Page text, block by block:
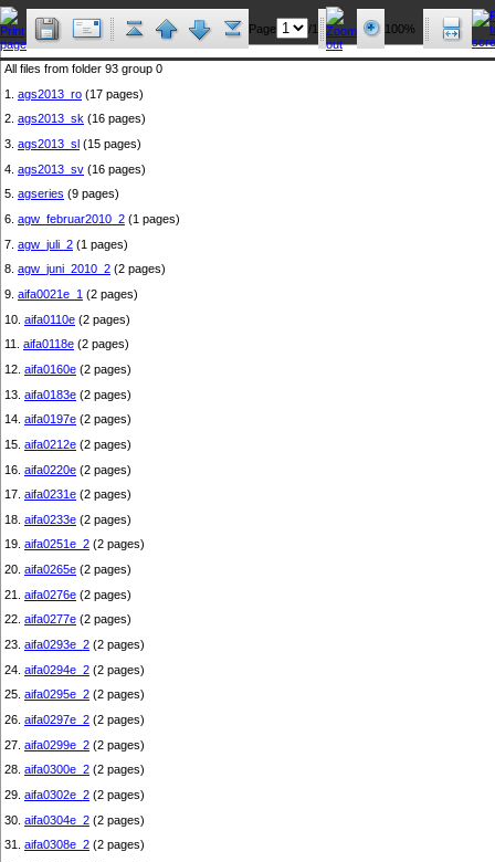
Page /1 100%
All files from folder 93 group 0
1. ags2013_ro (17 pages)
2. ags2013_sk (16 pages)
3. ags2013_sl (15 pages)
4. ags2013_sv (16 pages)
5. agseries (9 pages)
6. agw_februar2010_2 (1 pages)
7. agw_juli_2 (1 pages)
8. agw_juni_2010_2 (2 pages)
9. aifa0021e_1 (2 pages)
10. aifa0110e (2 pages)
11. aifa0118e (2 pages)
12. aifa0160e (2 pages)
13. aifa0183e (2 pages)
14. aifa0197e (2 pages)
15. aifa0212e (2 pages)
16. aifa0220e (2 pages)
17. aifa0231e (2 pages)
18. aifa0233e (2 pages)
19. aifa0251e_2 (2 pages)
20. aifa0265e (2 pages)
21. aifa0276e (2 pages)
22. aifa0277e (2 pages)
23. aifa0293e_2 (2 pages)
24. aifa0294e_2 (2 pages)
25. aifa0295e_2 (2 pages)
26. aifa0297e_2 (2 pages)
27. aifa0299e_2 (2 pages)
28. aifa0300e_2 (2 pages)
29. aifa0302e_2 (2 pages)
30. aifa0304e_2 (2 pages)
31. aifa0308e_2 (2 pages)